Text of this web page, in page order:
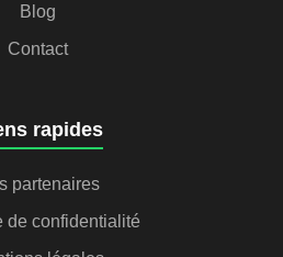
Blog
Contact
rapides
partenaires
de confidentialité